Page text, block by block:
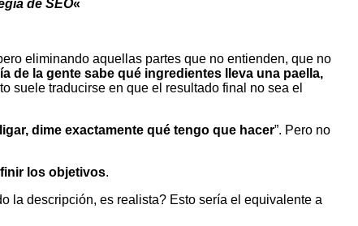
de SEO«
eliminando aquellas partes que no entienden, que no
de la gente sabe qué ingredientes lleva una paella,
suele traducirse en que el resultado final no sea el
dime exactamente qué tengo que hacer”. Pero no
los objetivos.
la descripción, es realista? Esto sería el equivalente a